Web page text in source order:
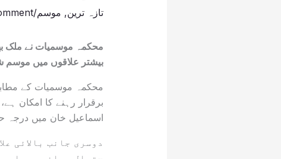
تازہ ترین, موسم/
محکمہ موسمیات نے ملک
بیشتر علاقوں میں موسم
برقرار رہنے کا امکان
اسماعیل خان میں درجہ حرارت 46 ڈگری سینٹی گریڈ تک
دوسری جانب بالائی